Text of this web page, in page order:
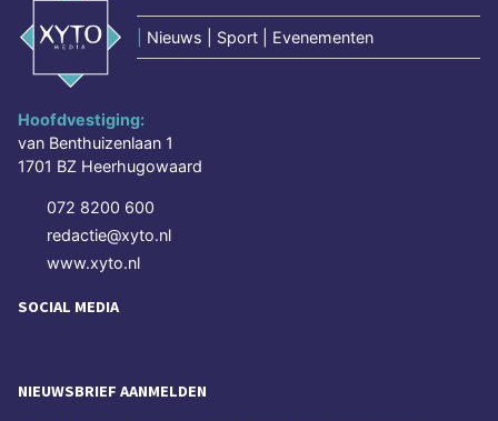
Nieuws | Sport | Evenementen
Hoofdvestiging:
van Benthuizenlaan 1
1701 BZ Heerhugowaard
072 8200 600
redactie@xyto.nl
www.xyto.nl
SOCIAL MEDIA
NIEUWSBRIEF AANMELDEN